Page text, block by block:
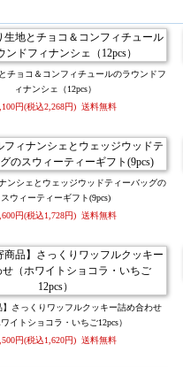
チョコ＆コンフィチュールのラウンドフ
ィナンシェ（12pcs）
円(税込2,268円) 送料無料
ンシェとウェッジウッドティーバッグの
スウィーティーギフト(9pcs)
円(税込1,728円) 送料無料
】さっくりワッフルクッキー詰め合わせ
ワイトショコラ・いちご12pcs）
円(税込1,620円) 送料無料